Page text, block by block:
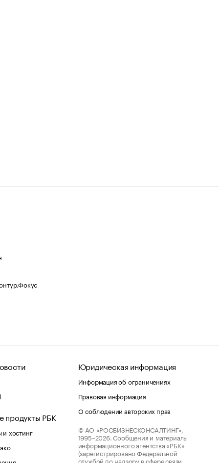
продукты РБК
хостинг
Юридическая информация
Информация об ограничениях
Правовая информация
О соблюдении авторских прав
© АО «РОСБИЗНЕСКОНСАЛТИНГ»,
1995–2026. Сообщения и материалы
информационного агентства «РБК»
(зарегистрировано Федеральной
службой по надзору в сфере связи,